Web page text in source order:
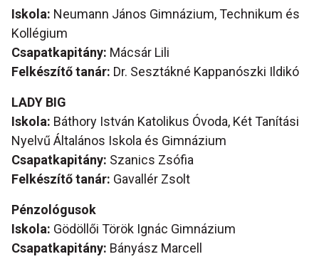
Iskola: Neumann János Gimnázium, Technikum és
Kollégium
Csapatkapitány: Mácsár Lili
Felkészítő tanár: Dr. Sesztákné Kappanószki Ildikó
LADY BIG
Iskola: Báthory István Katolikus Óvoda, Két Tanítási
Nyelvű Általános Iskola és Gimnázium
Csapatkapitány: Szanics Zsófia
Felkészítő tanár: Gavallér Zsolt
Pénzológusok
Iskola: Gödöllői Török Ignác Gimnázium
Csapatkapitány: Bányász Marcell